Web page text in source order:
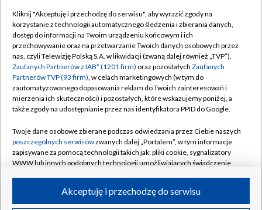
TVP
Abonament TVP
Emisja w TVP
Centrum informacji TVP
Naziemna Telewizja Cyfrowa
Rada Programowa
System NOS
Informacje o nadawcy
Program dla prasy
Regulamin TVP
Polityka prywatności
Moje zgody
Pomoc
Kontakt
Kanały
Kliknij "Akceptuję i przechodzę do serwisu", aby wyrazić zgody na
korzystanie z technologii automatycznego śledzenia i zbierania danych,
dostęp do informacji na Twoim urządzeniu końcowym i ich
przechowywanie oraz na przetwarzanie Twoich danych osobowych przez
nas, czyli Telewizję Polską S.A. w likwidacji (zwaną dalej również „TVP”),
Zaufanych Partnerów z IAB* (1201 firm) oraz pozostałych Zaufanych
Partnerów TVP (93 firm), w celach marketingowych (w tym do
zautomatyzowanego dopasowania reklam do Twoich zainteresowań i
mierzenia ich skuteczności) i pozostałych, które wskazujemy poniżej, a
także zgody na udostępnianie przez nas identyfikatora PPID do Google.
Twoje dane osobowe zbierane podczas odwiedzania przez Ciebie naszych
poszczególnych serwisówzwanych dalej „Portalem”, w tym informacje
zapisywane za pomocą technologii takich jak: pliki cookie, sygnalizatory
WWW lub innych podobnych technologii umożliwiających świadczenie
ruchu w Internecie.Akceptuję i przechodzę do serwisu